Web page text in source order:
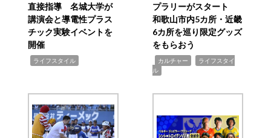
直接指導 名城大学が
講演会と導電性プラス
チック実験イベントを
開催
ライフスタイル
プラリーがスタート
和歌山市内5カ所・近畿
6カ所を巡り限定グッズ
をもらおう
カルチャー
ライフスタイ
ル